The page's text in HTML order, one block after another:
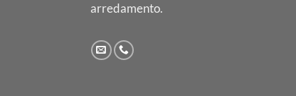
arredamento.